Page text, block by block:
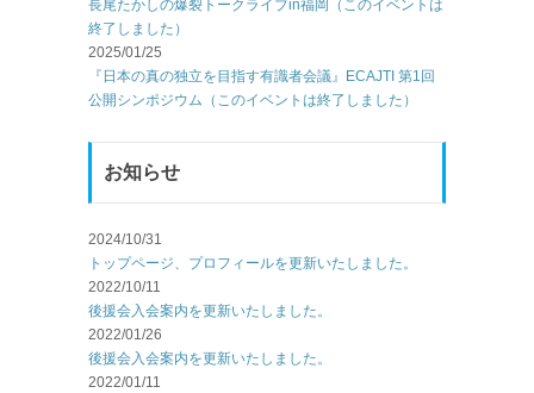
長尾たかしの爆裂トークライブin福岡（このイベントは
終了しました）
2025/01/25
『日本の真の独立を目指す有識者会議』ECAJTI 第1回
公開シンポジウム（このイベントは終了しました）
お知らせ
2024/10/31
トップページ、プロフィールを更新いたしました。
2022/10/11
後援会入会案内を更新いたしました。
2022/01/26
後援会入会案内を更新いたしました。
2022/01/11